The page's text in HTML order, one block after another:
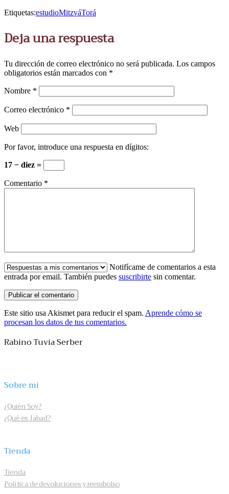
Etiquetas:estudioMitzváTorá
Deja una respuesta
Tu dirección de correo electrónico no será publicada. Los campos
obligatorios están marcados con *
Nombre *
Correo electrónico *
Web
Por favor, introduce una respuesta en dígitos:
17 − diez =
Comentario *
Notifícame de comentarios a esta
entrada por email. También puedes suscribirte sin comentar.
Este sitio usa Akismet para reducir el spam. Aprende cómo se
procesan los datos de tus comentarios.
Rabino Tuvia Serber
Sobre mi
¿Quién Soy?
¿Qué es Jabad?
Tienda
Tienda
Política de devoluciones y reembolso